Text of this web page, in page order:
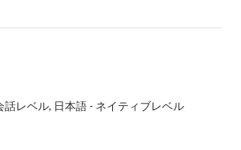
話レベル 日本語 - ネイティブレベル